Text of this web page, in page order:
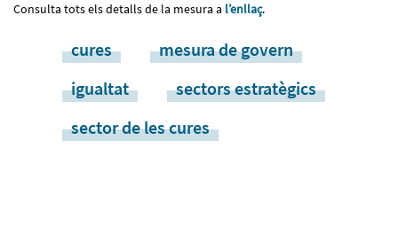
Consulta tots els detalls de la mesura a l’enllaç.
cures
mesura de govern
igualtat
sectors estratègics
sector de les cures